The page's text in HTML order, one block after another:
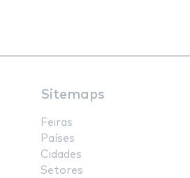
Sitemaps
Feiras
Países
Cidades
Setores